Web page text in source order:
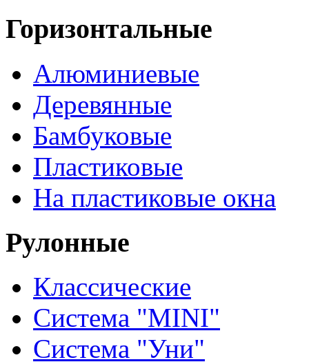
Горизонтальные
Алюминиевые
Деревянные
Бамбуковые
Пластиковые
На пластиковые окна
Рулонные
Классические
Система "MINI"
Система "Уни"